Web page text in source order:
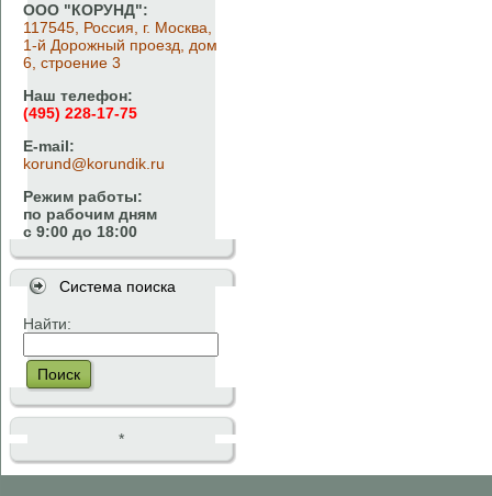
ООО "КОРУНД":
117545, Россия, г. Москва,
1-й Дорожный проезд, дом
6, строение 3
Наш телефон:
(495) 228-17-75
E-mail:
korund@korundik.ru
Режим работы:
по рабочим дням
с 9:00 до 18:00
Система поиска
Найти:
Поиск
*